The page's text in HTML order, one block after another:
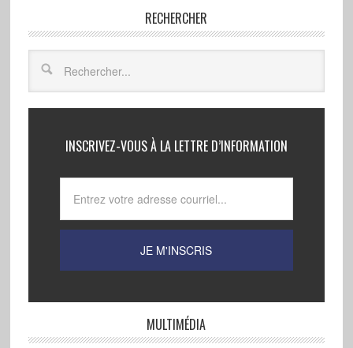
RECHERCHER
INSCRIVEZ-VOUS À LA LETTRE D’INFORMATION
MULTIMÉDIA